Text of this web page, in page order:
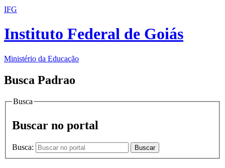
IFG
Instituto Federal de Goiás
Ministério da Educação
Busca Padrao
Busca
Buscar no portal
Busca: Buscar